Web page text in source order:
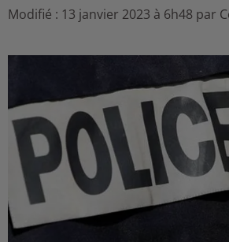
Modifié : 13 janvier 2023 à 6h48 par